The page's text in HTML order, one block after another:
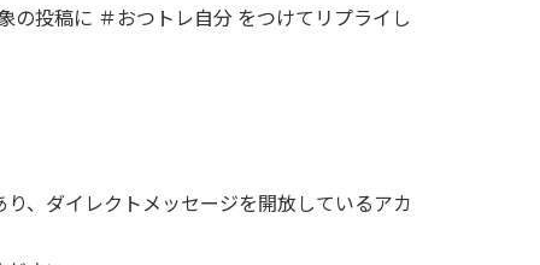
の投稿に ＃おつトレ自分 をつけてリプライし
、ダイレクトメッセージを開放しているアカ